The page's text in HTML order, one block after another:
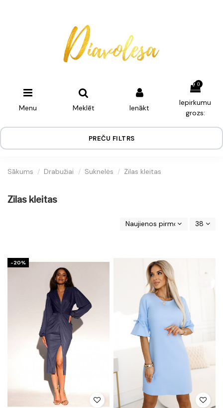
Menu Meklēt Ienākt
0
Iepirkumu
grozs:
PREČU FILTRS
Sākums Drabužiai Suknelės Zilas kleitas
Zilas kleitas
Naujienos pirmos 38
-20%